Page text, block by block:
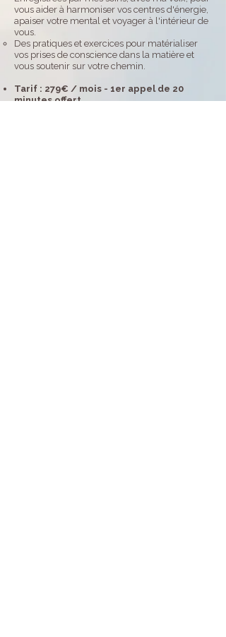
vous aider à harmoniser vos centres d'énergie,
apaiser votre mental et voyager à l'intérieur de
vous.
Des pratiques et exercices pour matérialiser
vos prises de conscience dans la matière et
vous soutenir sur votre chemin.
Tarif : 279€ / mois - 1er appel de 20
minutes offert